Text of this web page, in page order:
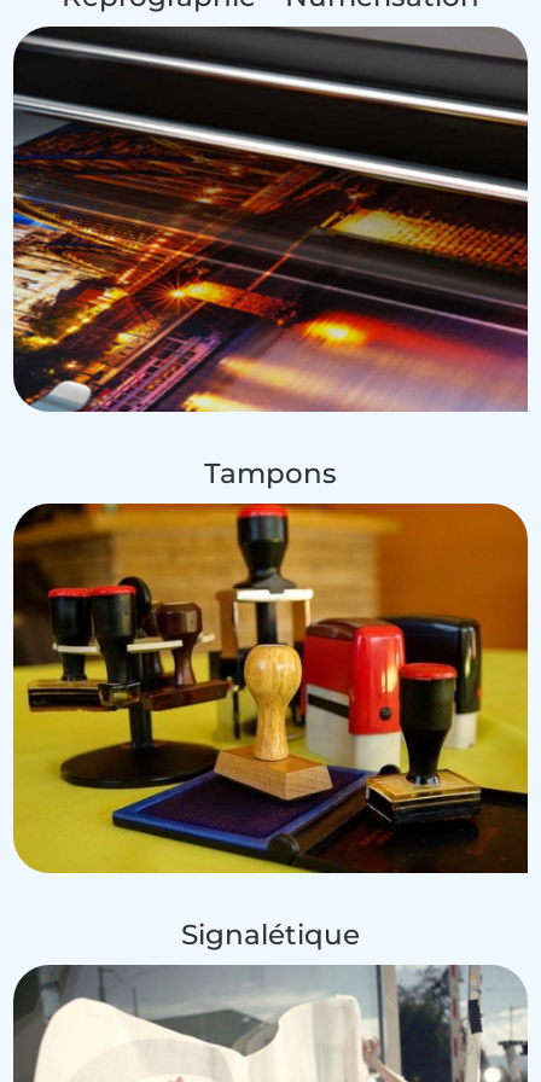
Tampons
Signalétique